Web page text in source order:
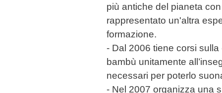
più antiche del pianeta
rappresentato un'altra
formazione.
- Dal 2006 tiene corsi
bambù unitamente
necessari per poterlo
- Nel 2007 organizza una